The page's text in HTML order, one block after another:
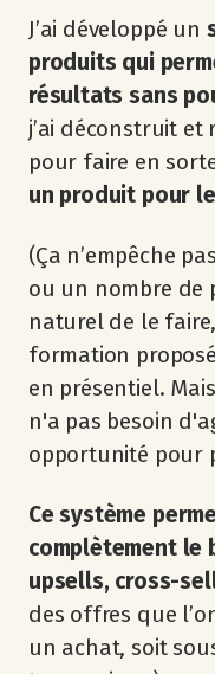
J’ai développé un
produits qui
résultats sans
j’ai déconstruit et
pour faire en
un produit pour
(Ça n’empêche
ou un nombre de
naturel de le
formation
en présentiel.
n'a pas besoin
opportunité pour
Ce système
complètement le
upsells, cross-
des offres que
un achat, soit